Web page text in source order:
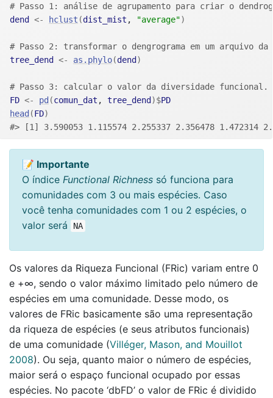
# Passo 1: análise de agrupamento para criar o
dend
<- hclust (dist_mist , "average")
# Passo 2: transformar o dengrograma em um arquivo
tree_dend
<- as.phylo(dend )
# Passo 3: calcular o valor da diversidade funcional.
FD <- pd (comun_dat , tree_dend )$PD
head (FD)
#> [1] 3.590053 1.115574 2.255337 2.356478 1.472314
📝 Importante
O índice Functional Richness só funciona para
comunidades com 3 ou mais espécies. Caso
você tenha comunidades com 1 ou 2 espécies, o
valor será
NA
Os valores da Riqueza Funcional (FRic) variam entre 0
e +∞, sendo o valor máximo limitado pelo número de
espécies em uma comunidade. Desse modo, os
valores de FRic basicamente são uma representação
da riqueza de espécies (e seus atributos funcionais)
de uma comunidade (Villéger, Mason, and Mouillot
2008). Ou seja, quanto maior o número de espécies,
maior será o espaço funcional ocupado por essas
espécies. No pacote ‘dbFD’ o valor de FRic é dividido